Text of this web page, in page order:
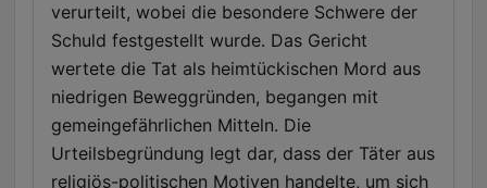
verurteilt, wobei die besondere Schwere der
Schuld festgestellt wurde. Das Gericht
wertete die Tat als heimtückischen Mord aus
niedrigen Beweggründen, begangen mit
gemeingefährlichen Mitteln. Die
Urteilsbegründung legt dar, dass der Täter aus
religiös-politischen Motiven handelte, um sich